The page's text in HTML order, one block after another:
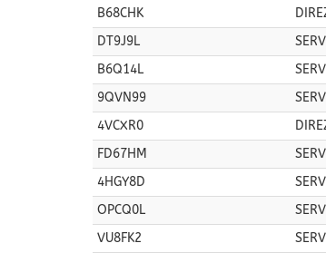
B68CHK
DT9J9L
B6Q14L
9QVN99
4VCXR0
FD67HM
4HGY8D
OPCQ0L
VU8FK2